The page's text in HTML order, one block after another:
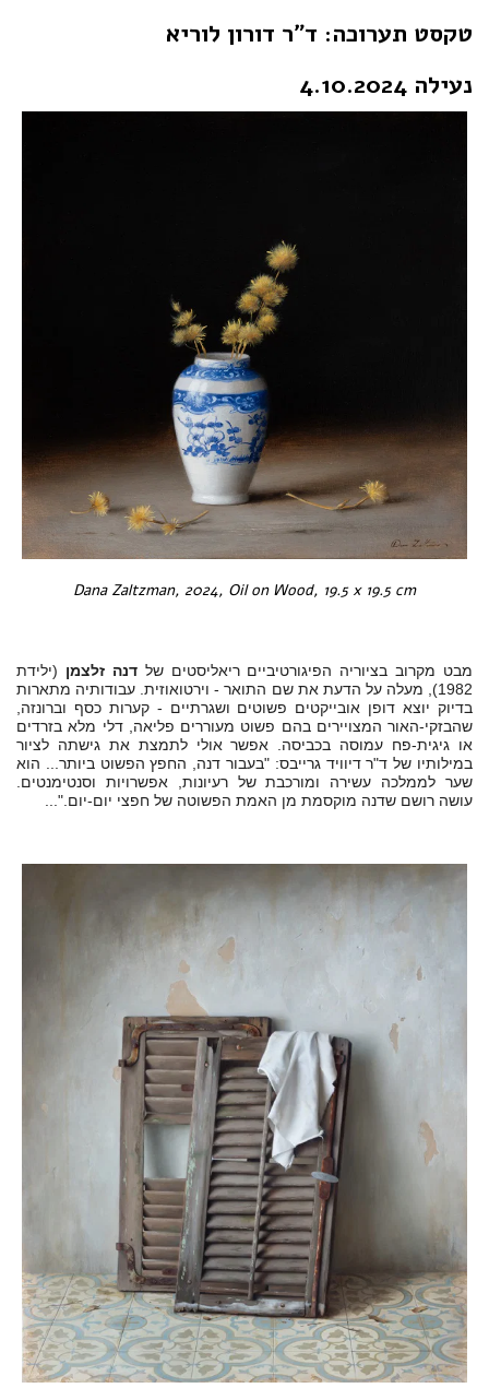
טקסט תערוכה: ד״ר דורון לוריא
נעילה 4.10.2024
Dana Zaltzman, 2024, Oil on Wood, 19.5 x 19.5 cm
מבט מקרוב בציוריה הפיגורטיביים ריאליסטים שלדנה זלצמן (ילידת
1982), מעלה על הדעת את שם התואר - וירטואוזית. עבודותיה מתארות
בדיוק יוצא דופן אובייקטים פשוטים ושגרתיים - קערות כסף וברונזה,
שהבזקי-האור המצויירים בהם פשוט מעוררים פליאה, דלי מלא בזרדים
או גיגית-פח עמוסה בכביסה. אפשר אולי לתמצת את גישתה לציור
במילותיו של ד"ר דיוויד גרייבס: "בעבור דנה, החפץ הפשוט ביותר... הוא
שער לממלכה עשירה ומורכבת של רעיונות, אפשרויות וסנטימנטים.
עושה רושם שדנה מוקסמת מן האמת הפשוטה של חפצי יום-יום...".